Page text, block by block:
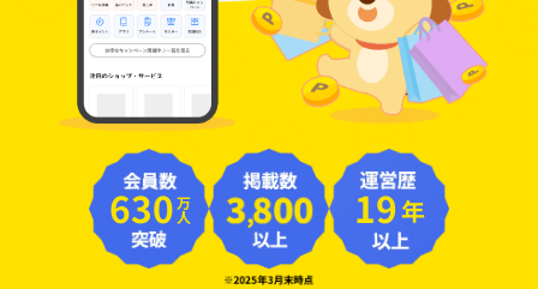
630万人 19年